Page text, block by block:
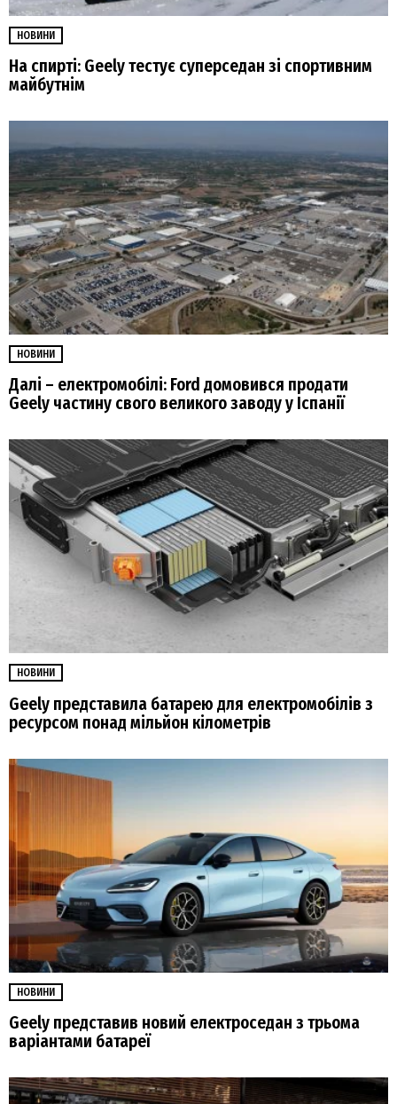
НОВИНИ
На спирті: Geely тестує суперседан зі спортивним
майбутнім
НОВИНИ
Далі – електромобілі: Ford домовився продати
Geely частину свого великого заводу у Іспанії
НОВИНИ
Geely представила батарею для електромобілів з
ресурсом понад мільйон кілометрів
НОВИНИ
Geely представив новий електроседан з трьома
варіантами батареї